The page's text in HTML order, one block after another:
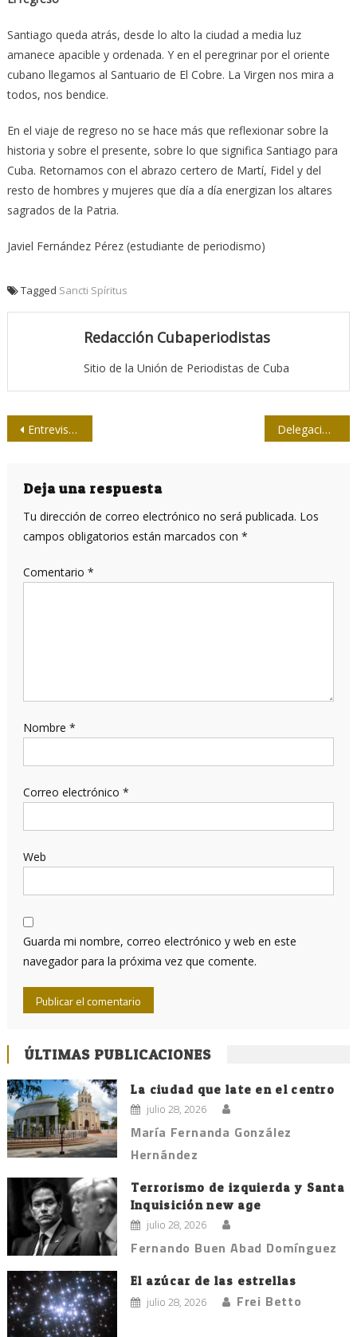
Santiago queda atrás, desde lo alto la ciudad a media luz
amanece apacible y ordenada. Y en el peregrinar por el oriente
cubano llegamos al Santuario de El Cobre. La Virgen nos mira a
todos, nos bendice.
En el viaje de regreso no se hace más que reflexionar sobre la
historia y sobre el presente, sobre lo que significa Santiago para
Cuba. Retornamos con el abrazo certero de Martí, Fidel y del
resto de hombres y mujeres que día a día energizan los altares
sagrados de la Patria.
Javiel Fernández Pérez (estudiante de periodismo)
Tagged Sancti Spíritus
Redacción Cubaperiodistas
Sitio de la Unión de Periodistas de Cuba
Navegación
entradas
Entrevista con Moltó: Radio Reloj es una garantía de veracidad Delegación de Eslovenia visita la sede de la Upec nacional
Deja una respuesta
Tu dirección de correo electrónico no será publicada. Los
campos obligatorios están marcados con *
Comentario *
Nombre *
Correo electrónico *
Web
Guarda mi nombre, correo electrónico y web en este
navegador para la próxima vez que comente.
ÚLTIMAS PUBLICACIONES
La ciudad que late en el centro
julio 28, 2026
María Fernanda González
Hernández
Terrorismo de izquierda y Santa
Inquisición new age
julio 28, 2026
Fernando Buen Abad Domínguez
El azúcar de las estrellas
julio 28, 2026 Frei Betto